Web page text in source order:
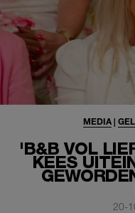
'B&B VOL
KEES
MEDIA |
20-